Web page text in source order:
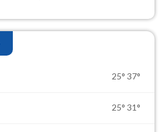
25° 37°
25° 31°